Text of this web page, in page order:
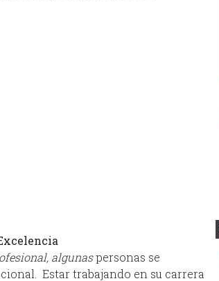
algunaspersonas se
Estar trabajando en su carrera